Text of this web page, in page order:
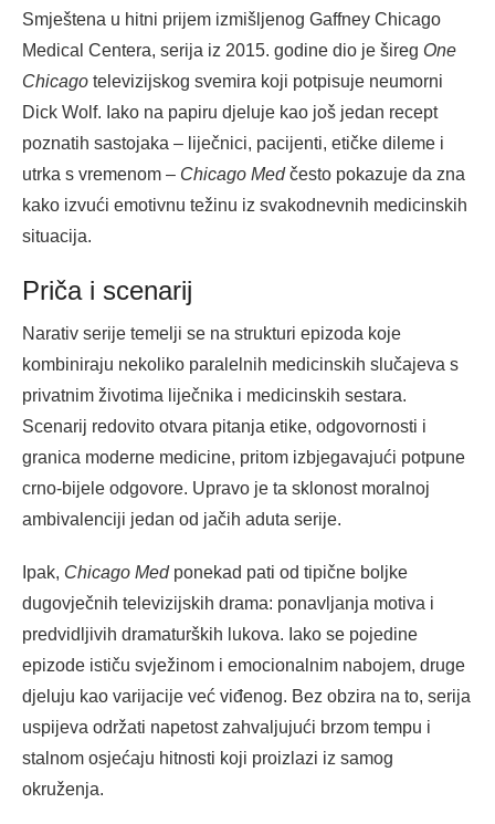
Smještena u hitni prijem izmišljenog Gaffney Chicago
Medical Centera, serija iz 2015. godine dio je šireg One
Chicago televizijskog svemira koji potpisuje neumorni
Dick Wolf. Iako na papiru djeluje kao još jedan recept
poznatih sastojaka – liječnici, pacijenti, etičke dileme i
utrka s vremenom – Chicago Med često pokazuje da zna
kako izvući emotivnu težinu iz svakodnevnih medicinskih
situacija.
Priča i scenarij
Narativ serije temelji se na strukturi epizoda koje
kombiniraju nekoliko paralelnih medicinskih slučajeva s
privatnim životima liječnika i medicinskih sestara.
Scenarij redovito otvara pitanja etike, odgovornosti i
granica moderne medicine, pritom izbjegavajući potpune
crno-bijele odgovore. Upravo je ta sklonost moralnoj
ambivalenciji jedan od jačih aduta serije.
Ipak, Chicago Med ponekad pati od tipične boljke
dugovječnih televizijskih drama: ponavljanja motiva i
predvidljivih dramaturških lukova. Iako se pojedine
epizode ističu svježinom i emocionalnim nabojem, druge
djeluju kao varijacije već viđenog. Bez obzira na to, serija
uspijeva održati napetost zahvaljujući brzom tempu i
stalnom osjećaju hitnosti koji proizlazi iz samog
okruženja.